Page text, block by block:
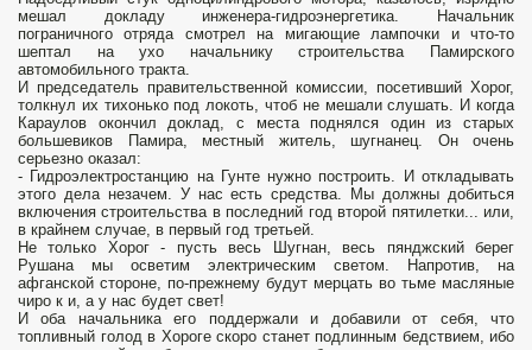
мешал докладу инженера-гидроэнергетика. Начальник
пограничного отряда смотрел на мигающие лампочки и что-то
шептал на ухо начальнику строительства Памирского
автомобильного тракта.
И председатель правительственной комиссии, посетивший Хорог,
толкнул их тихонько под локоть, чтоб не мешали слушать. И когда
Караулов окончил доклад, с места поднялся один из старых
большевиков Памира, местный житель, шугнанец. Он очень
серьезно оказал:
- Гидроэлектростанцию на Гунте нужно построить. И откладывать
этого дела незачем. У нас есть средства. Мы должны добиться
включения строительства в последний год второй пятилетки... или,
в крайнем случае, в первый год третьей.
Не только Хорог - пусть весь Шугнан, весь пянджский берег
Рушана мы осветим электрическим светом. Напротив, на
афганской стороне, по-прежнему будут мерцать во тьме масляные
чиро к и, а у нас будет свет!
И оба начальника его поддержали и добавили от себя, что
топливный голод в Хороге скоро станет подлинным бедствием, ибо